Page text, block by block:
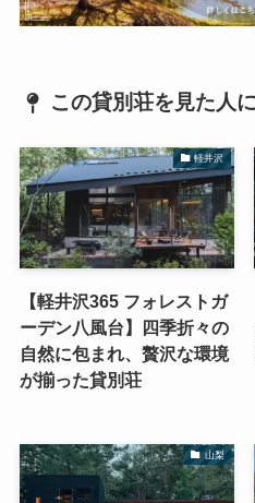
この貸別荘を見た人
軽井沢
【軽井沢365 フォレストガ
ーデン八風台】四季折々の
自然に包まれ、贅沢な環境
が揃った貸別荘
山梨